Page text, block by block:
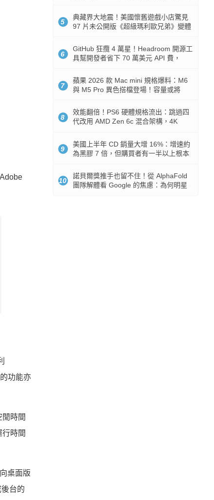
功能亦
時間
時間
桌面版
台的
5
典藏界大地震！美國懷舊遊戲小店驚見
97 片未公開版《超級瑪利歐兄弟》變體
6
GitHub 狂攬 4 萬星！Headroom 開源工
具幫開發者省下 70 萬美元 API 費，
7
蘋果 2026 款 Mac mini 規格爆料：M6
與 M5 Pro 異色搭檔登場！容量或將
8
效能翻倍！PS6 硬體規格流出：跳過四
代改用 AMD Zen 6c 混合架構，4K
9
美國上半年 CD 銷量大增 16%：增速約
為黑膠 7 倍，但購買者有一半以上根本
10
諾貝爾獎推手也留不住！從 AlphaFold
團隊解體看 Google 的焦慮：為何明星